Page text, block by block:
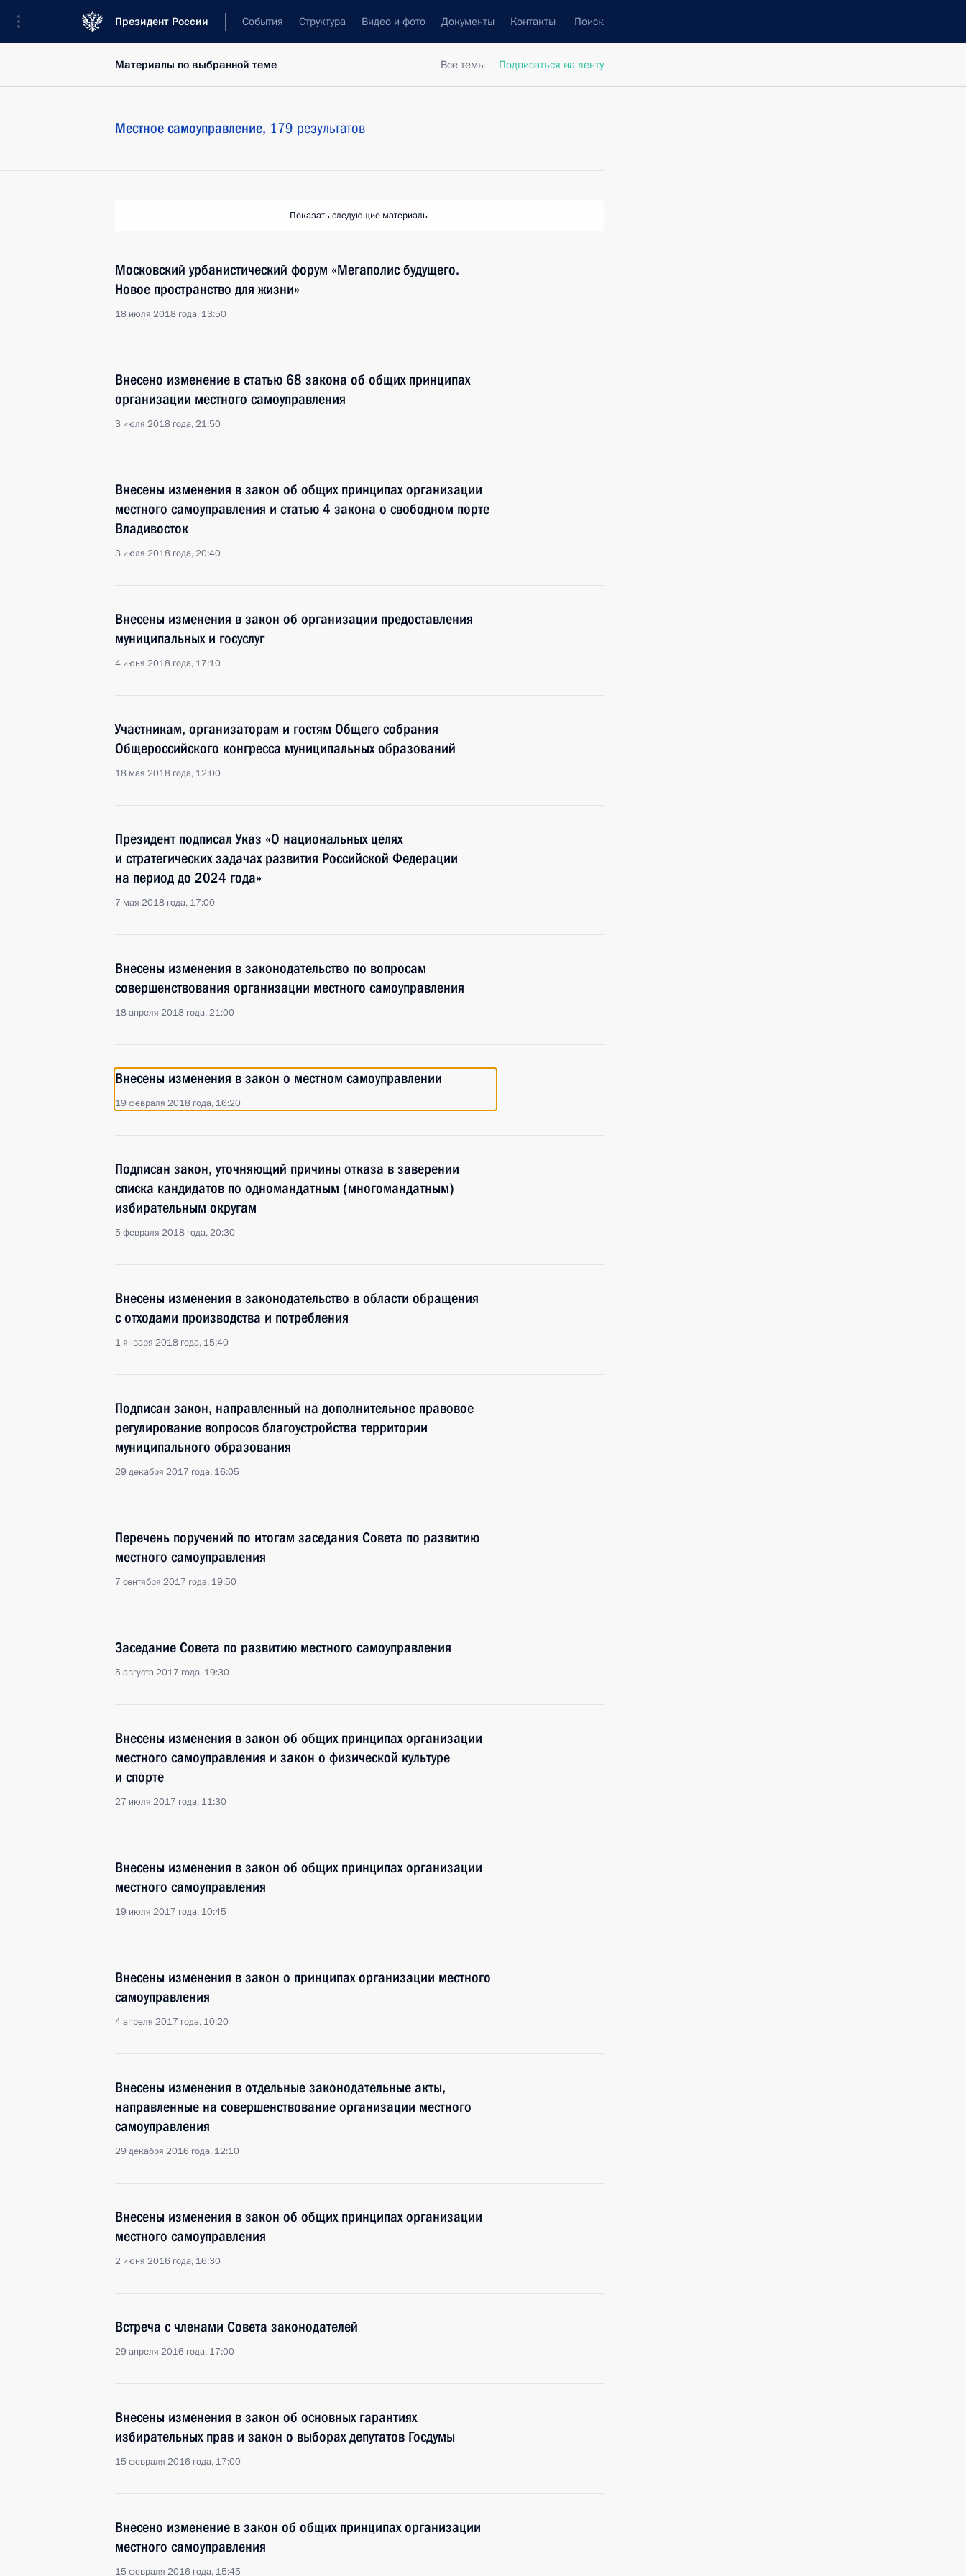
Президент России События Структура Видео и фото Документы Контакты Поиск
Все темы Подписаться на ленту
Материалы по выбранной теме
Местное самоуправление, 179 результатов
Показать следующие материалы
Московский урбанистический форум «Мегаполис будущего.
Новое пространство для жизни»
18 июля 2018 года, 13:50
Внесено изменение в статью 68 закона об общих принципах
организации местного самоуправления
3 июля 2018 года, 21:50
Внесены изменения в закон об общих принципах организации
местного самоуправления и статью 4 закона о свободном порте
Владивосток
3 июля 2018 года, 20:40
Внесены изменения в закон об организации предоставления
муниципальных и госуслуг
4 июня 2018 года, 17:10
Участникам, организаторам и гостям Общего собрания
Общероссийского конгресса муниципальных образований
18 мая 2018 года, 12:00
Президент подписал Указ «О национальных целях
и стратегических задачах развития Российской Федерации
на период до 2024 года»
7 мая 2018 года, 17:00
Внесены изменения в законодательство по вопросам
совершенствования организации местного самоуправления
18 апреля 2018 года, 21:00
Внесены изменения в закон о местном самоуправлении
19 февраля 2018 года, 16:20
Подписан закон, уточняющий причины отказа в заверении
списка кандидатов по одномандатным (многомандатным)
избирательным округам
5 февраля 2018 года, 20:30
Внесены изменения в законодательство в области обращения
с отходами производства и потребления
1 января 2018 года, 15:40
Подписан закон, направленный на дополнительное правовое
регулирование вопросов благоустройства территории
муниципального образования
29 декабря 2017 года, 16:05
Перечень поручений по итогам заседания Совета по развитию
местного самоуправления
7 сентября 2017 года, 19:50
Заседание Совета по развитию местного самоуправления
5 августа 2017 года, 19:30
Внесены изменения в закон об общих принципах организации
местного самоуправления и закон о физической культуре
и спорте
27 июля 2017 года, 11:30
Внесены изменения в закон об общих принципах организации
местного самоуправления
19 июля 2017 года, 10:45
Внесены изменения в закон о принципах организации местного
самоуправления
4 апреля 2017 года, 10:20
Внесены изменения в отдельные законодательные акты,
направленные на совершенствование организации местного
самоуправления
29 декабря 2016 года, 12:10
Внесены изменения в закон об общих принципах организации
местного самоуправления
2 июня 2016 года, 16:30
Встреча с членами Совета законодателей
29 апреля 2016 года, 17:00
Внесены изменения в закон об основных гарантиях
избирательных прав и закон о выборах депутатов Госдумы
15 февраля 2016 года, 17:00
Внесено изменение в закон об общих принципах организации
местного самоуправления
15 февраля 2016 года, 15:45